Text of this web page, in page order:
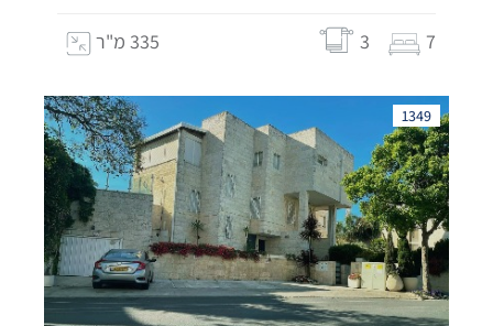
7
3 335 מ"ר
1349